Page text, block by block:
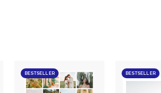
BESTSELLER BESTSELLER